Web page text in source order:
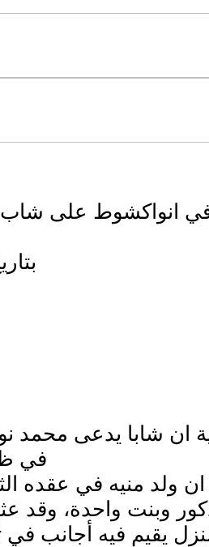
في انواكشوط على شاب
بتاريخ 18
ان شابا يدعى محمد
في
ولد منيه في عقده
وبنت واحدة، وقد
يقيم فيه أجانب في